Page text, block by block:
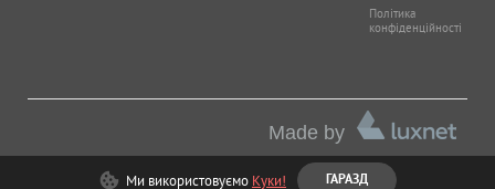
Політика
конфіденційності
Made by
Ми використовуємо Куки! ГАРАЗД